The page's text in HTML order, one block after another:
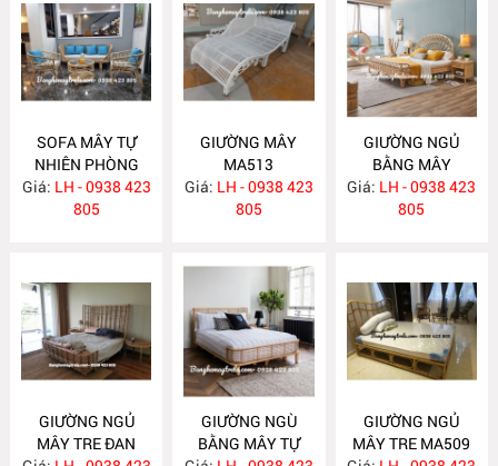
SOFA MÂY TỰ
NHIÊN PHÒNG
KHÁCH KIỂU HIỆN
ĐẠI MA523
Giá: LH - 0938 423
805
GIƯỜNG MÂY
MA513
Giá: LH - 0938 423
805
GIƯỜNG NGỦ
BẰNG MÂY
MA512
Giá: LH - 0938 423
805
GIƯỜNG NGỦ
MÂY TRE ĐAN
GIƯỜNG NGÙ
BẰNG MÂY TỰ
GIƯỜNG NGỦ
MÂY TRE MA509